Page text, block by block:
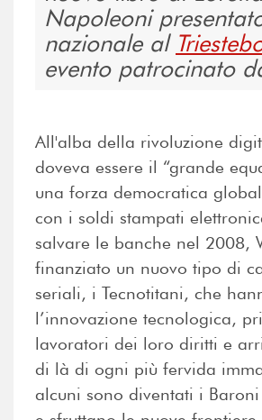
Napoleoni
nazionale al
evento patrocinato
All'alba della rivoluzione
doveva essere il “grande
una forza democratica
con i soldi stampati
salvare le banche nel 2008,
finanziato un nuovo tipo di
seriali, i Tecnotitani, che
l’innovazione tecnologica,
lavoratori dei loro diritti e
di là di ogni più fervida
alcuni sono diventati i